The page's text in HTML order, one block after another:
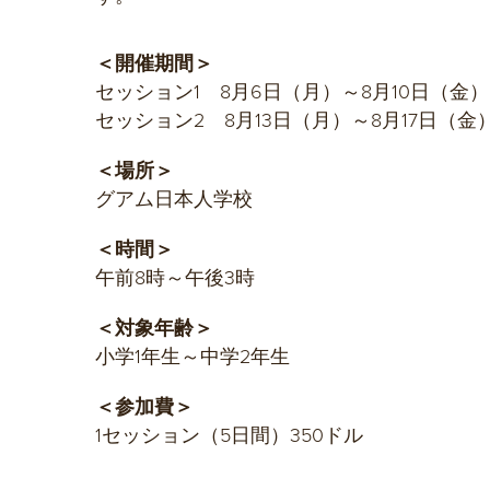
＜開催期間＞
セッション1 8月6日（月）～8月10日（金）
セッション2 8月13日（月）～8月17日（金
＜場所＞
グアム日本人学校
＜時間＞
午前8時～午後3時
＜対象年齢＞
小学1年生～中学2年生
＜参加費＞
1セッション（5日間）350ドル